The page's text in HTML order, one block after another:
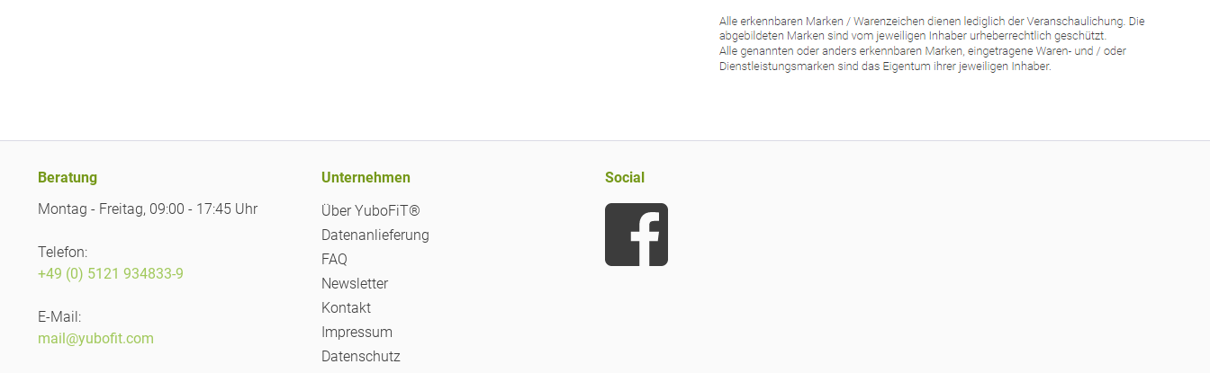
Beratung
Montag - Freitag, 09:00 - 17:45 Uhr
Telefon:
+49 (0) 5121 934833-9
E-Mail:
mail@yubofit.com
Unternehmen
Über YuboFiT®
Datenanlieferung
FAQ
Newsletter
Kontakt
Impressum
Datenschutz
Social